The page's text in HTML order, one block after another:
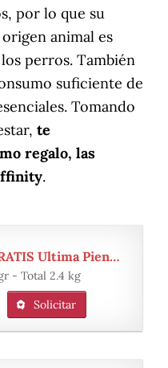
por lo que su
animal es
perros. También
suficiente de
Tomando
te
regalo, las
.
MUESTRAS GRATIS Ultima Pienso para Gatos Junior de 2 a 12 Meses con Pollo
- Total 2.4 kg
Solicitar